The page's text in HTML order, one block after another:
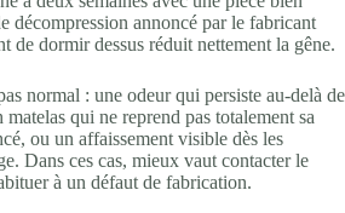
décompression annoncé par le fabricant
de dormir dessus réduit nettement la gêne.
normal : une odeur qui persiste au-delà de
qui ne reprend pas totalement sa
ou un affaissement visible dès les
Dans ces cas, mieux vaut contacter le
à un défaut de fabrication.